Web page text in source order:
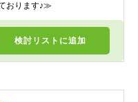
検討リスト に追加
おります♪≫